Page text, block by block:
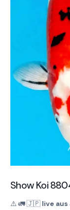
Show Koi
⚠️ 🚛🇯🇵 live aus